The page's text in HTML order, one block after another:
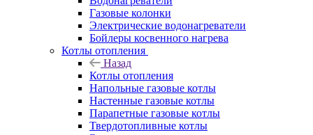
Газовые колонки
Электрические водонагреватели
Бойлеры косвенного нагрева
Котлы отопления
Назад
Котлы отопления
Напольные газовые котлы
Настенные газовые котлы
Парапетные газовые котлы
Твердотопливные котлы